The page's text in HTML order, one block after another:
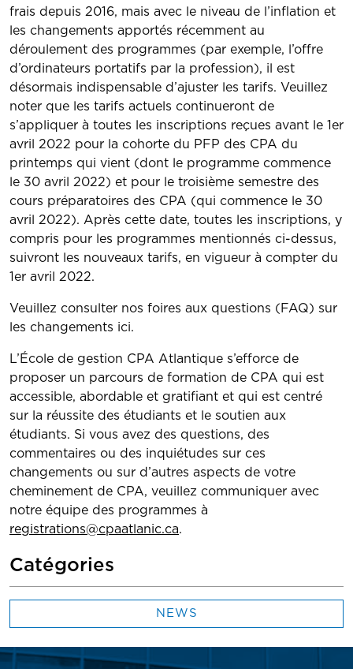
frais depuis 2016, mais avec le niveau de l’inflation et
les changements apportés récemment au
déroulement des programmes (par exemple, l’offre
d’ordinateurs portatifs par la profession), il est
désormais indispensable d’ajuster les tarifs. Veuillez
noter que les tarifs actuels continueront de
s’appliquer à toutes les inscriptions reçues avant le 1er
avril 2022 pour la cohorte du PFP des CPA du
printemps qui vient (dont le programme commence
le 30 avril 2022) et pour le troisième semestre des
cours préparatoires des CPA (qui commence le 30
avril 2022). Après cette date, toutes les inscriptions, y
compris pour les programmes mentionnés ci-dessus,
suivront les nouveaux tarifs, en vigueur à compter du
1er avril 2022.
Veuillez consulter nos foires aux questions (FAQ) sur
les changements ici.
L’École de gestion CPA Atlantique s’efforce de
proposer un parcours de formation de CPA qui est
accessible, abordable et gratifiant et qui est centré
sur la réussite des étudiants et le soutien aux
étudiants. Si vous avez des questions, des
commentaires ou des inquiétudes sur ces
changements ou sur d’autres aspects de votre
cheminement de CPA, veuillez communiquer avec
notre équipe des programmes à
registrations@cpaatlanic.ca.
Catégories
NEWS